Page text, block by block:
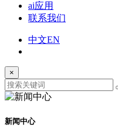
ai应用
联系我们
中文EN
×
新闻中心